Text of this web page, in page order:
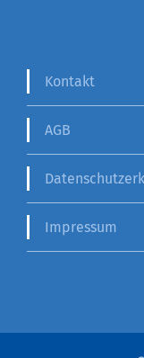
Kontakt
AGB
Impressum